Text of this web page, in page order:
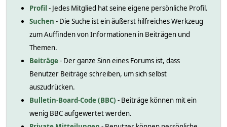
Profil - Jedes Mitglied hat seine eigene persönliche Profil.
Suchen - Die Suche ist ein äußerst hilfreiches Werkzeug
zum Auffinden von Informationen in Beiträgen und
Themen.
Beiträge- Der ganze Sinn eines Forums ist, dass
Benutzer Beiträge schreiben, um sich selbst
auszudrücken.
Bulletin-Board-Code (BBC) - Beiträge können mit ein
wenig BBC aufgewertet werden.